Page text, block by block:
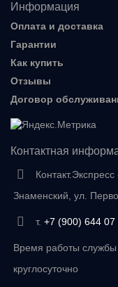
Информация
Оплата и доставка
Гарантии
Как купить
Отзывы
Договор
Контактная
Знаменский, ул.
т. +7 (900) 644 07
Время работы
круглосуточно